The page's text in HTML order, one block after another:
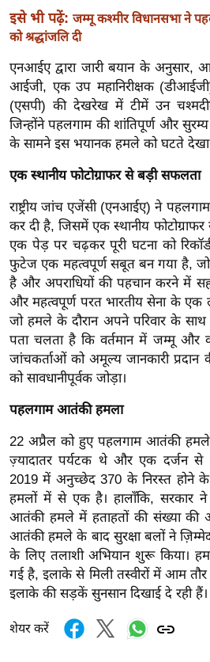
हि
त्य
ग
त
ऑ
टो
र्ल्ड
न्यू
ज
ब्री
फ
म
नो
रं
ज
न
ग
त
बॉ
ली
वु
ड
हॉ
ली
वु
फि
इसे भी पढ़ें: जम्मू कश्मीर विधानसभा ने
को श्रद्धांजलि दी
एनआईए द्वारा जारी बयान के अनुसार,
आईजी, एक उप महानिरीक्षक
(एसपी) की देखरेख में टीमें उन
जिन्होंने पहलगाम की शांतिपूर्ण और
के सामने इस भयानक हमले को घटते देखा
एक स्थानीय फोटोग्राफर से बड़ी सफलता
राष्ट्रीय जांच एजेंसी (एनआईए) ने
कर दी है, जिसमें एक स्थानीय
एक पेड़ पर चढ़कर पूरी घटना को
फुटेज एक महत्वपूर्ण सबूत बन गया है, जो
है और अपराधियों की पहचान करने में
और महत्वपूर्ण परत भारतीय सेना के एक
जो हमले के दौरान अपने परिवार के साथ
पता चलता है कि वर्तमान में जम्मू और
जांचकर्ताओं को अमूल्य जानकारी
को सावधानीपूर्वक जोड़ा।
पहलगाम आतंकी हमला
22 अप्रैल को हुए पहलगाम आतंकी
ज़्यादातर पर्यटक थे और एक दर्जन से
2019 में अनुच्छेद 370 के निरस्त होने
हमलों में से एक है। हालाँकि, सरकार
आतंकी हमले में हताहतों की संख्या की
आतंकी हमले के बाद सुरक्षा बलों ने
के लिए तलाशी अभियान शुरू किया।
गई है, इलाके से मिली तस्वीरों में आम
इलाके की सड़कें सुनसान दिखाई दे रही हैं।
शेयर करें